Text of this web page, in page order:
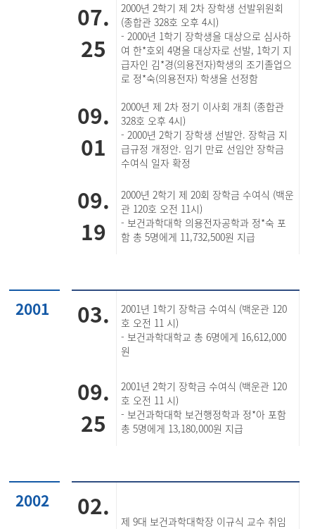
07.
25
2000년 2학기 제 2차 장학생 선발위원회
(종합관 328호 오후 4시)
- 2000년 1학기 장학생을 대상으로 심사하
여 한*호외 4명을 대상자로 선발, 1학기 지
급자인 김*경(의용전자)학생의 조기졸업으
로 정*숙(의용전자) 학생을 선정함
09.
01
2000년 제 2차 정기 이사회 개최 (종합관
328호 오후 4시)
- 2000년 2학기 장학생 선발안. 장학금 지
급규정 개정안. 임기 만료 선임안 장학금
수여식 일자 확정
09.
19
2000년 2학기 제 20회 장학금 수여식 (백운
관 120호 오전 11시)
- 보건과학대학 의용전자공학과 정*숙 포
함 총 5명에게 11,732,500원 지급
2001 03.
2001년 1학기 장학금 수여식 (백운관 120
호 오전 11 시)
- 보건과학대학교 총 6명에게 16,612,000
원
09.
25
2001년 2학기 장학금 수여식 (백운관 120
호 오전 11 시)
- 보건과학대학 보건행정학과 정*아 포함
총 5명에게 13,180,000원 지급
2002 02. 제 9대 보건과학대학장 이규식 교수 취임